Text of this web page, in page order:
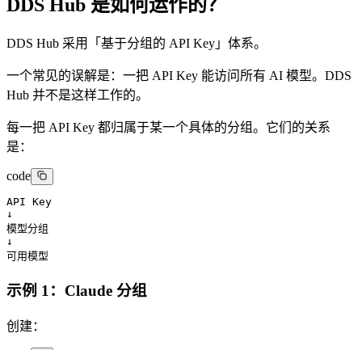
DDS Hub 是如何运作的？
DDS Hub 采用「基于分组的 API Key」体系。
一个常见的误解是：一把 API Key 能访问所有 AI 模型。DDS
Hub 并不是这样工作的。
每一把 API Key 都归属于某一个具体的分组。它们的关系
是：
code
API Key
↓
模型分组
↓
可用模型
示例 1：Claude 分组
创建：